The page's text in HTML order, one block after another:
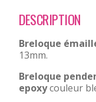
DESCRIPTION
Breloque
13mm.
Breloque
epoxycouleur